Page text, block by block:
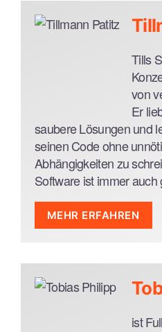
Agiles
Teamentwicklung
Fachexpertise
Anforderungsanalyse
Projektdomänen
Einzelhandel und E-
Softwareentwicklung
Reisebranche
Warenlogistik
Tools
Agiles Management
Strategische Planung
Merger & Acquisitions
Tills
von
Er
saubere Lösungen und
seinen Code ohne
Abhängigkeiten zu
Software ist immer
MEHR ERFAHREN
JavaScript / TypeScript
Java / Kotlin
HTML / CSS
ist